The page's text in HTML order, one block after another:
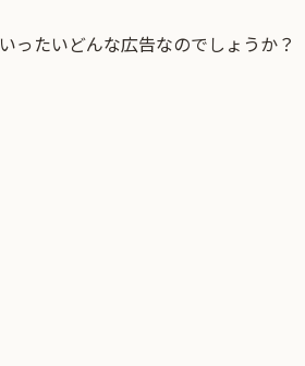
いったいどんな広告なのでしょうか？